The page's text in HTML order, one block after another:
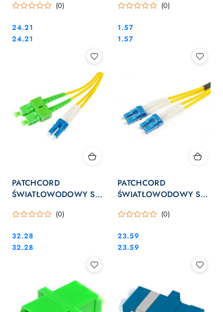
SC/APC-SC/APC 3MM
(0)
Cena:
24.21
Cena:
24.21
(0)
Cena:
1.57
Cena:
1.57
PATCHCORD
ŚWIATŁOWODOWY SM
SC/APC-LC/UPC
(0)
Cena:
32.28
Cena:
32.28
PATCHCORD
ŚWIATŁOWODOWY SM
LC/UPC-LC/UPC
(0)
Cena:
23.59
Cena:
23.59